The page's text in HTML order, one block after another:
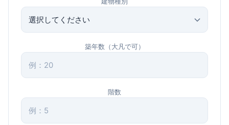
築年数（大凡で可）
階数